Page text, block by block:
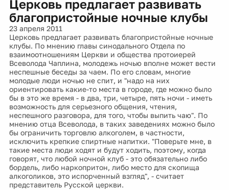
Церковь предлагает развивать
благопристойные ночные клубы
23 апреля 2011
Церковь предлагает развивать благопристойные ночные
клубы. По мнению главы синодального Отдела по
взаимоотношениям Церкви и общества протоиерей
Всеволода Чаплина, молодежь ночью вполне может вести
неспешные беседы за чаем. По его словам, многие
молодые люди ночью не спит, и "надо на них
ориентировать какие-то места в городе, где можно было
бы в это же время - в два, три, четыре, пять ночи - иметь
возможность для серьезного общения, чтения,
неспешного разговора, для того, чтобы выпить чаю". По
мнению отца Всеволода, в таких заведениях можно было
бы ограничить торговлю алкоголем, в частности,
исключить крепкие спиртные напитки. "Поверьте мне, в
такие места люди ходят и будут ходить, поэтому, когда
говорят, что любой ночной клуб - это обязательно либо
бордель, либо наркопритон, либо место для скопища
алкоголиков, это испорченный взгляд", - считает
представитель Русской церкви.